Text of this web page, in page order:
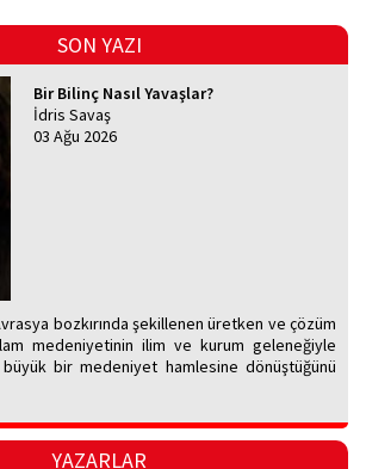
SON YAZI
Bir Bilinç Nasıl Yavaşlar?
İdris Savaş
03 Ağu 2026
bozkırında şekillenen üretken ve çözüm
medeniyetinin ilim ve kurum geleneğiyle
büyük bir medeniyet hamlesine dönüştüğünü
YAZARLAR